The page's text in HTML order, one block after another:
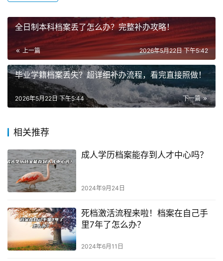
全日制本科档案丢了怎么办？完整补办攻略！
上一篇 2026年5月22日 下午5:42
毕业学籍档案丢失？超详细补办流程，看完直接照做！
下一篇
2026年5月22日 下午5:44
相关推荐
成人学历档案能存到人才中心吗？
2024年9月24日
死档激活流程来啦！档案在自己手
里7年了怎么办？
2024年6月11日